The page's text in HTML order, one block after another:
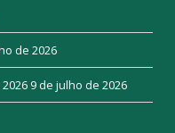
de 2026
9 de julho de 2026